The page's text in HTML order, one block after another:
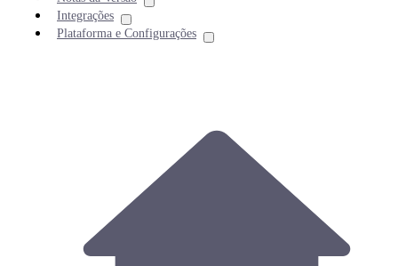
Integrações
Plataforma e Configurações